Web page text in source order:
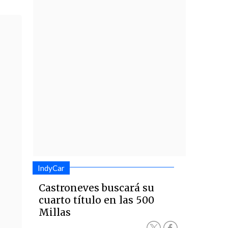
IndyCar
Castroneves buscará su
cuarto título en las 500
Millas